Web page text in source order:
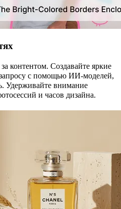
контентом. Создавайте яркие
с помощью ИИ‑моделей,
Удерживайте внимание
и часов дизайна.